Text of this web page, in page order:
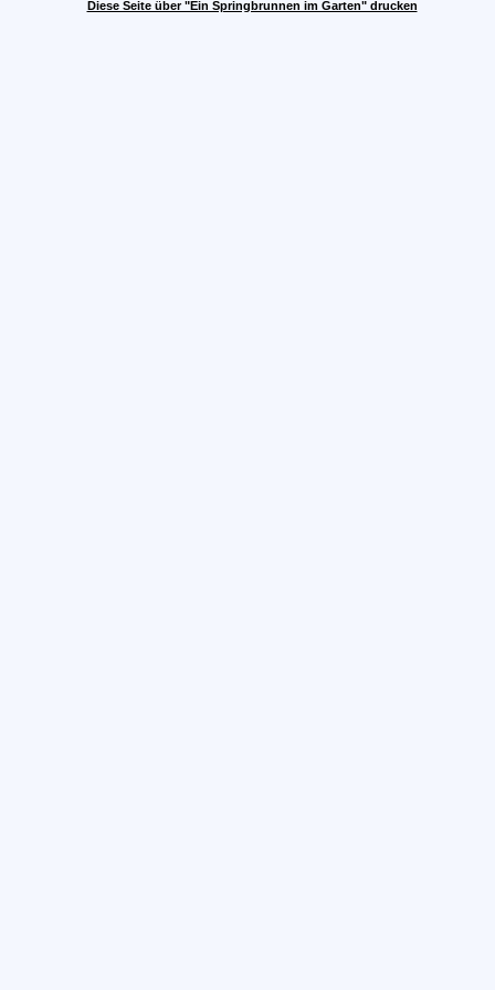
Diese Seite über "Ein Springbrunnen im Garten" drucken